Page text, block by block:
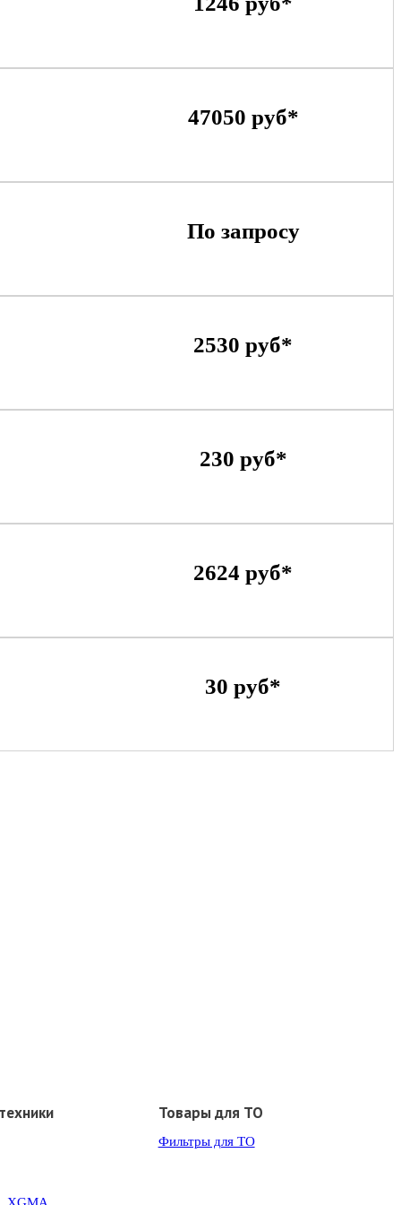
47050 руб*
По запросу
2530 руб*
230 руб*
2624 руб*
30 руб*
XGMA
Товары для ТО
Фильтры для ТО